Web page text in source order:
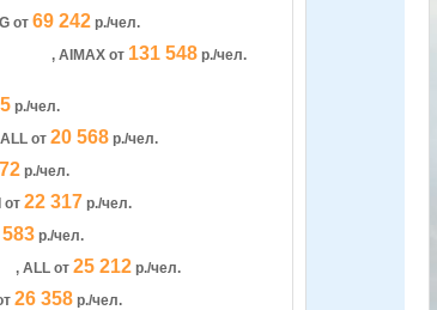
от 69 242 р./чел.
, AIMAX от 131 548 р./чел.
р./чел.
от 20 568 р./чел.
р./чел.
от 22 317 р./чел.
р./чел.
, ALL от 25 212 р./чел.
26 358 р./чел.